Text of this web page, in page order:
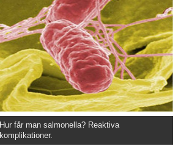
Hur får man salmonella? Reaktiva
komplikationer.